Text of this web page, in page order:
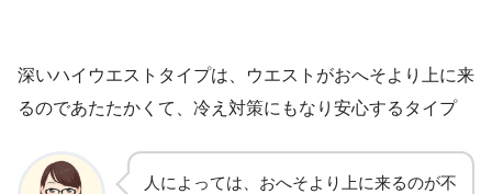
深いハイウエストタイプは、ウエストがおへそより上に来
るのであたたかくて、冷え対策にもなり安心するタイプ
人によっては、おへそより上に来るのが不